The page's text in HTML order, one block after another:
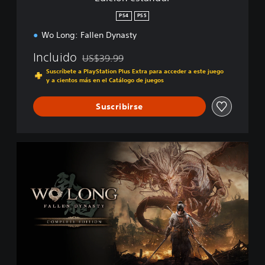
PS4 PS5
Wo Long: Fallen Dynasty
Incluido Rebajado del precio original de US$39.99
US$39.99
Suscríbete a PlayStation Plus Extra para acceder a este juego
y a cientos más en el Catálogo de juegos
Suscribirse